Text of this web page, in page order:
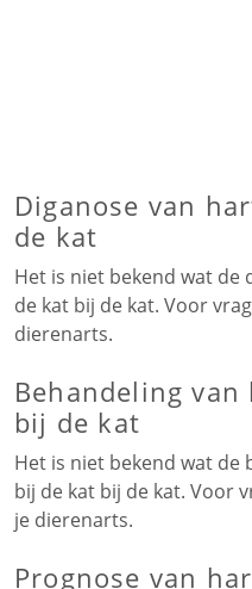
Diganose van
de kat
Het is niet bekend wat de
de kat bij de kat. Voor
dierenarts.
Behandeling
bij de kat
Het is niet bekend wat de
bij de kat bij de kat. Voor
je dierenarts.
Prognose van